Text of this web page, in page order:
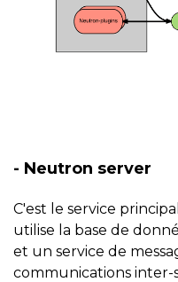
- Neutron server
C'est le service
utilise la base de
et un service de
communications inter-